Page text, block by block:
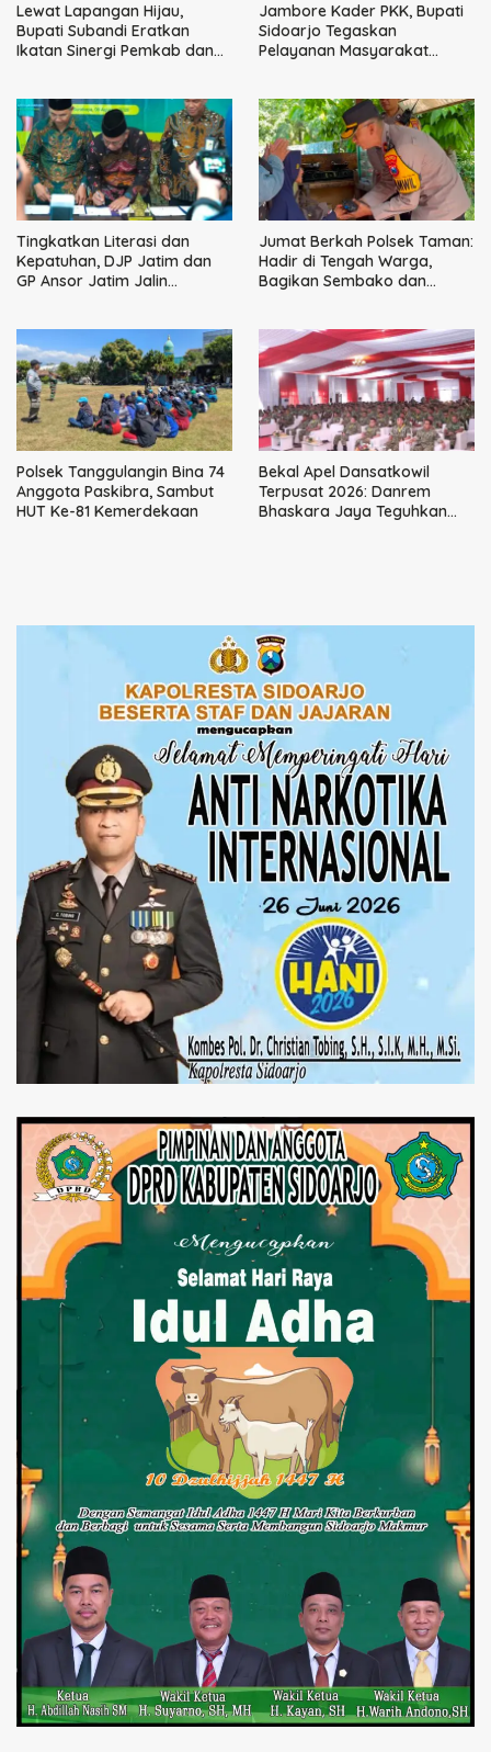
Lewat Lapangan Hijau,
Bupati Subandi Eratkan
Ikatan Sinergi Pemkab dan
Jambore Kader PKK, Bupati
Sidoarjo Tegaskan
Pelayanan Masyarakat
Tingkatkan Literasi dan
Kepatuhan, DJP Jatim dan
GP Ansor Jatim Jalin
Jumat Berkah Polsek Taman:
Hadir di Tengah Warga,
Bagikan Sembako dan
Polsek Tanggulangin Bina 74
Anggota Paskibra, Sambut
HUT Ke-81 Kemerdekaan
Bekal Apel Dansatkowil
Terpusat 2026: Danrem
Bhaskara Jaya Teguhkan